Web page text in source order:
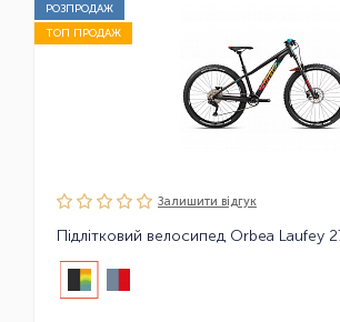
РОЗПРОДАЖ
ТОП ПРОДАЖ
Залишити вiдгук
Підлітковий велосипед Orbea Laufey